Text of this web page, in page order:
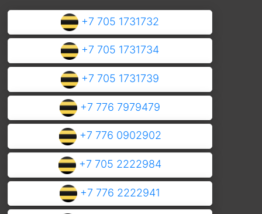
+7 705 1731732
+7 705 1731734
+7 705 1731739
+7 776 7979479
+7 776 0902902
+7 705 2222984
+7 776 2222941